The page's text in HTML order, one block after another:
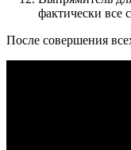
фактически все
После совершения